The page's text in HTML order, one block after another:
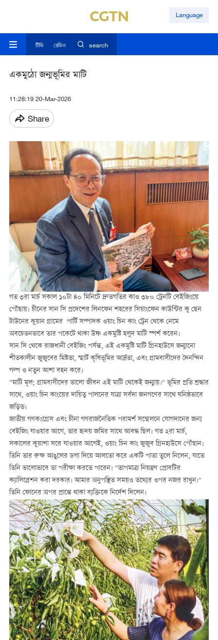
Language
টিভি রেডিও search
একমুঠো জন্মভূমির মাটি
11:28:19 20-Mar-2026
Share
গত ৩রা মার্চ সকাল ১০টা ৪০ মিনিটে দ্রুতগতির কাও ৩৮০ ট্রেনটি বেইজিংয়ে
পৌঁছায়। চীনের সান সি প্রদেশের লিনফেন শহরের সিয়াংফেন কাউন্টির কু ছেন
টাউনের কুয়ান গ্রামের পার্টি সম্পাদক ওয়াং চিন কাং ট্রেন থেকে নেমে
অবচেতনভাবে তার পকেটে থাকা উষ্ণ একমুষ্টি হলুদ মাটি স্পর্শ করেন।
সান সি থেকে রাজধানী বেইজিং পর্যন্ত, এই একমুষ্টি মাটি গ্রিনহাউসে জন্মানো
শীতকালীন জুজুবের মিষ্টতা, স্মার্ট কৃষিভূমির আর্দ্রতা, এবং গ্রামবাসীদের দৈনন্দিন
গল্প ও নতুন আশা বহন করে।
"মাটি মূল; গ্রামবাসীদের ভালো জীবন এই মাটি থেকেই জন্মায়।" ভূমির প্রতি শ্রদ্ধার
সাথে, ওয়াং চিন কাংয়ের দায়িত্ব পালনের যাত্রা সর্বদা জনগণের সাথে ঘনিষ্ঠভাবে
জড়িত।
জাতীয় গণকংগ্রেস এবং চীনা গণরাজনৈতিক পরামর্শ সম্মেলনে যোগদানের জন্য
বেইজিং যাওয়ার আগে, তার হৃদয় জমির সাথে আবদ্ধ ছিল। গত ২রা মার্চ,
সকালের কুয়াশা সরে যাওয়ার আগেই, ওয়াং চিন কাং জুজুব গ্রিনহাউসে পৌঁছান।
তিনি তার রুক্ষ আঙুলের ডগা দিয়ে আলতো করে একটি পাতা তুলে নিলেন, যাতে
তিনি ভালোভাবে তা পরীক্ষা করতে পারেন। "তাপমাত্রা নিয়ন্ত্রণ প্রোবটির
ক্যালিব্রেশন করা দরকার। আমার অনুপস্থিত সময়ও তথ্যের ওপর নজর রাখুন।"
তিনি ফোনের অপর প্রান্তে থাকা ব্যক্তিকে নির্দেশ দিলেন।